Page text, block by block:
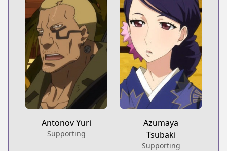
Antonov Yuri
Supporting
Azumaya
Tsubaki
Supporting